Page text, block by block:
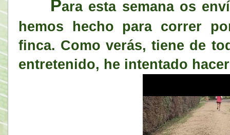
Para esta semana os
hemos hecho para correr
finca. Como verás, tiene de
entretenido, he intentado